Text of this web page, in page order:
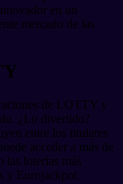
en un
mercado de las
de LOTTY y
¿Lo divertido?
entre los titulares
acceder a más de
las loterías más
y Eurojackpot.